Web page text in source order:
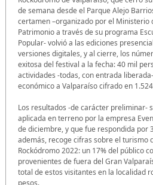
de semana desde el Parque Alejo
certamen –organizado por el Ministerio
Patrimonio a través de su programa
Popular- volvió a las ediciones
versiones digitales, y al cierre, los
exitosa del festival a la fecha: 40 mil
actividades -todas, con entrada
económico a Valparaíso cifrado en
Los resultados -de carácter preliminar-
aplicada en terreno por la empresa
de diciembre, y que fue respondida por
además, recoge cifras sobre el turismo
Rockódromo 2022: un 17% del público
provenientes de fuera del Gran
total de estos visitantes en la localidad